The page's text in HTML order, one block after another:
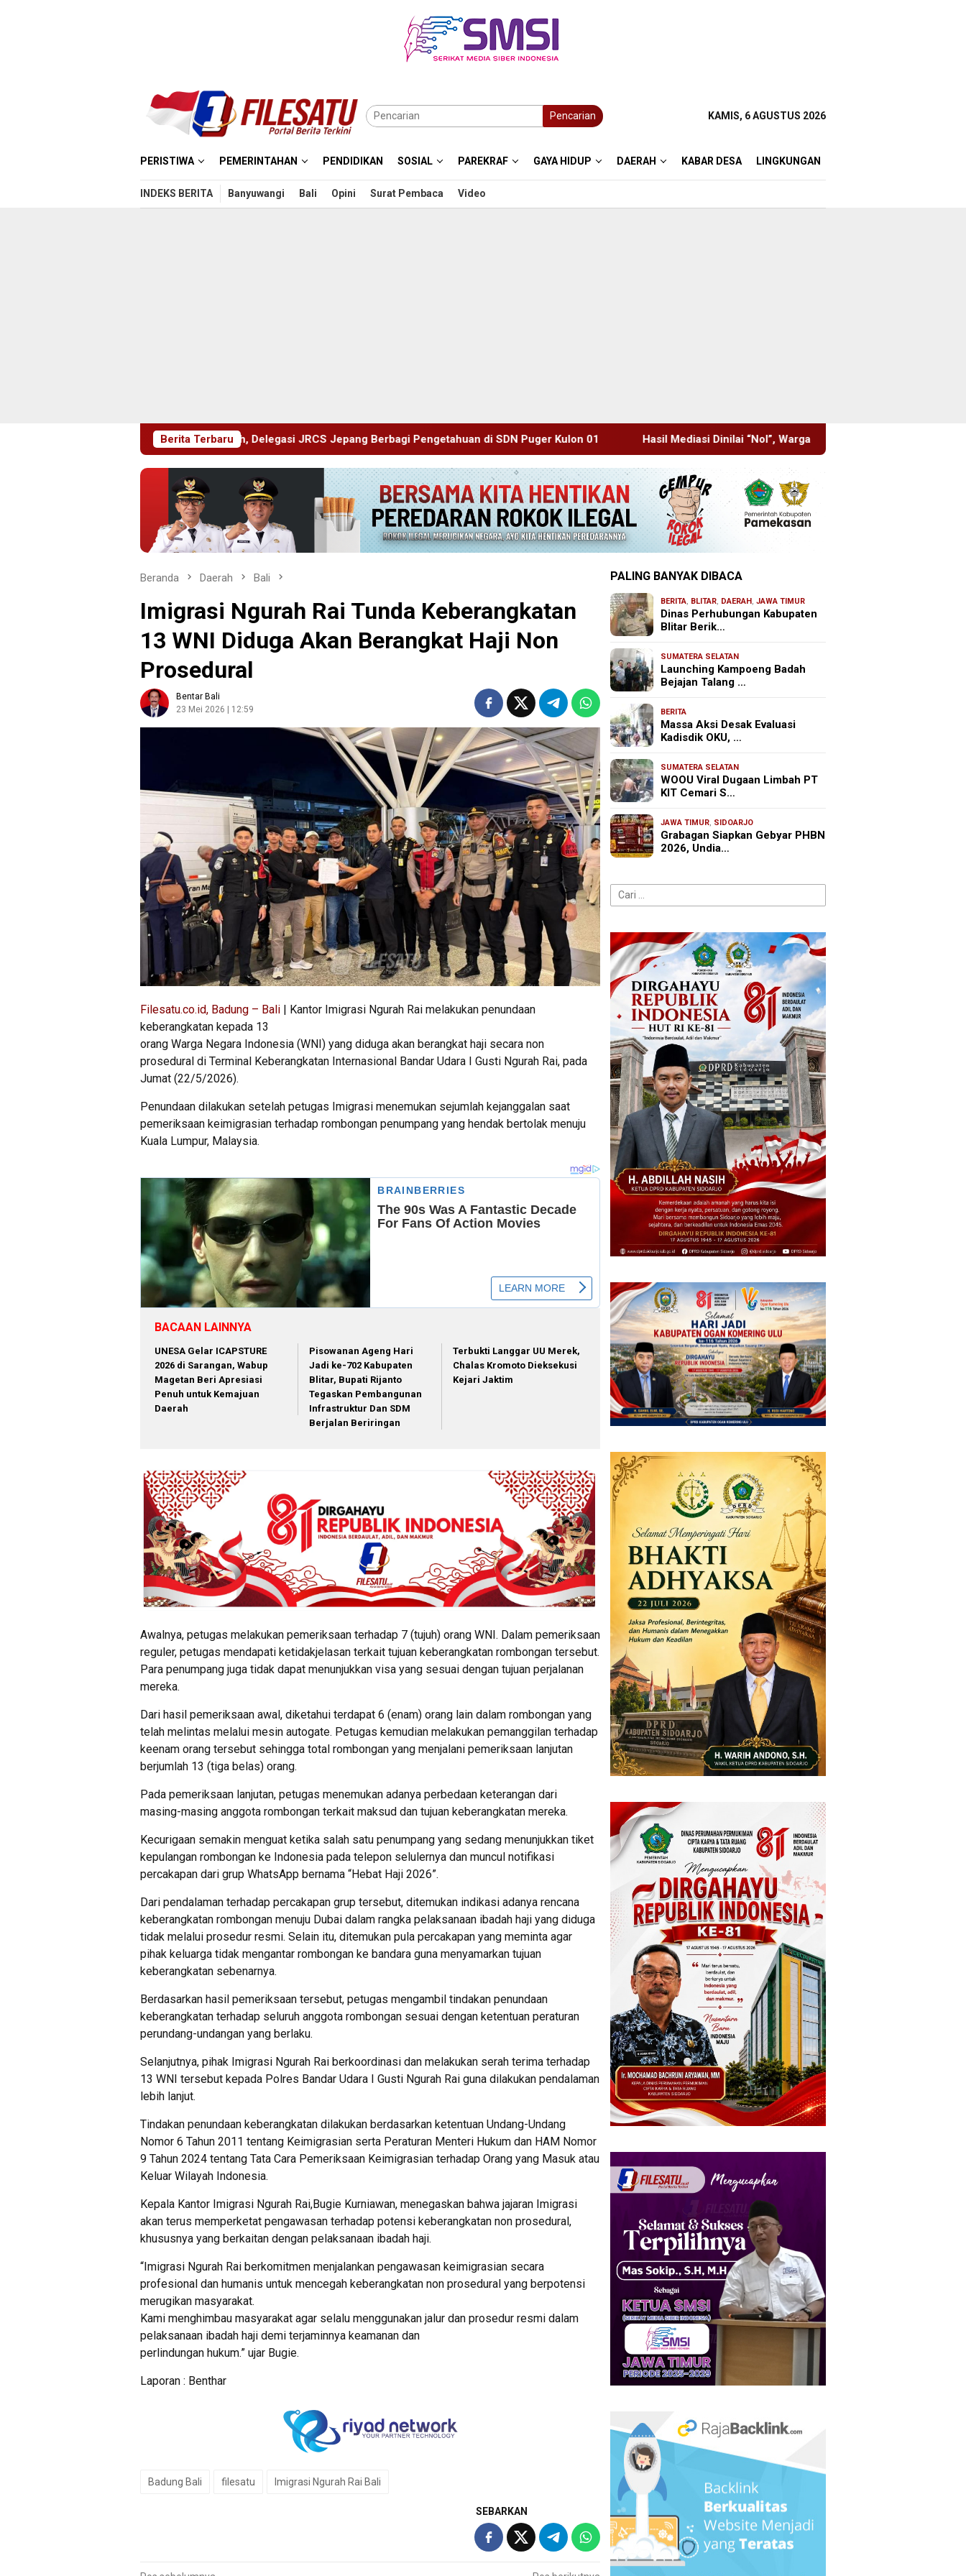
Pencarian KAMIS, 6 AGUSTUS 2026
PERISTIWA PEMERINTAHAN PENDIDIKAN SOSIAL PAREKRAF GAYA HIDUP DAERAH KABAR DESA LINGKUNGAN
INDEKS BERITA Banyuwangi Bali Opini Surat Pembaca Video
Berita Terbaru
Cucuk Lampah, Delegasi JRCS Jepang Berbagi Pengetahuan di SDN Puger Kulon 01 Hasil Mediasi Dinilai “Nol”, Warga Desa Kurup Siap Gelar Aksi ke PT KIT
Beranda Daerah Bali
Imigrasi Ngurah Rai Tunda Keberangkatan
13 WNI Diduga Akan Berangkat Haji Non
Prosedural
Bentar Bali
23 Mei 2026 | 12:59
Filesatu.co.id, Badung – Bali | Kantor Imigrasi Ngurah Rai melakukan penundaan
keberangkatan kepada 13
orang Warga Negara Indonesia (WNI) yang diduga akan berangkat haji secara non
prosedural di Terminal Keberangkatan Internasional Bandar Udara I Gusti Ngurah Rai, pada
Jumat (22/5/2026).
Penundaan dilakukan setelah petugas Imigrasi menemukan sejumlah kejanggalan saat
pemeriksaan keimigrasian terhadap rombongan penumpang yang hendak bertolak menuju
Kuala Lumpur, Malaysia.
BACAAN LAINNYA
‎UNESA Gelar ICAPSTURE
2026 di Sarangan, Wabup
Magetan Beri Apresiasi
Penuh untuk Kemajuan
Daerah
Pisowanan Ageng Hari
Jadi ke-702 Kabupaten
Blitar, Bupati Rijanto
Tegaskan Pembangunan
Infrastruktur Dan SDM
Berjalan Beriringan
Terbukti Langgar UU Merek,
Chalas Kromoto Dieksekusi
Kejari Jaktim
Awalnya, petugas melakukan pemeriksaan terhadap 7 (tujuh) orang WNI. Dalam pemeriksaan
reguler, petugas mendapati ketidakjelasan terkait tujuan keberangkatan rombongan tersebut.
Para penumpang juga tidak dapat menunjukkan visa yang sesuai dengan tujuan perjalanan
mereka.
Dari hasil pemeriksaan awal, diketahui terdapat 6 (enam) orang lain dalam rombongan yang
telah melintas melalui mesin autogate. Petugas kemudian melakukan pemanggilan terhadap
keenam orang tersebut sehingga total rombongan yang menjalani pemeriksaan lanjutan
berjumlah 13 (tiga belas) orang.
Pada pemeriksaan lanjutan, petugas menemukan adanya perbedaan keterangan dari
masing-masing anggota rombongan terkait maksud dan tujuan keberangkatan mereka.
Kecurigaan semakin menguat ketika salah satu penumpang yang sedang menunjukkan tiket
kepulangan rombongan ke Indonesia pada telepon selulernya dan muncul notifikasi
percakapan dari grup WhatsApp bernama “Hebat Haji 2026”.
Dari pendalaman terhadap percakapan grup tersebut, ditemukan indikasi adanya rencana
keberangkatan rombongan menuju Dubai dalam rangka pelaksanaan ibadah haji yang diduga
tidak melalui prosedur resmi. Selain itu, ditemukan pula percakapan yang meminta agar
pihak keluarga tidak mengantar rombongan ke bandara guna menyamarkan tujuan
keberangkatan sebenarnya.
Berdasarkan hasil pemeriksaan tersebut, petugas mengambil tindakan penundaan
keberangkatan terhadap seluruh anggota rombongan sesuai dengan ketentuan peraturan
perundang-undangan yang berlaku.
Selanjutnya, pihak Imigrasi Ngurah Rai berkoordinasi dan melakukan serah terima terhadap
13 WNI tersebut kepada Polres Bandar Udara I Gusti Ngurah Rai guna dilakukan pendalaman
lebih lanjut.
Tindakan penundaan keberangkatan dilakukan berdasarkan ketentuan Undang-Undang
Nomor 6 Tahun 2011 tentang Keimigrasian serta Peraturan Menteri Hukum dan HAM Nomor
9 Tahun 2024 tentang Tata Cara Pemeriksaan Keimigrasian terhadap Orang yang Masuk atau
Keluar Wilayah Indonesia.
Kepala Kantor Imigrasi Ngurah Rai,Bugie Kurniawan, menegaskan bahwa jajaran Imigrasi
akan terus memperketat pengawasan terhadap potensi keberangkatan non prosedural,
khususnya yang berkaitan dengan pelaksanaan ibadah haji.
“Imigrasi Ngurah Rai berkomitmen menjalankan pengawasan keimigrasian secara
profesional dan humanis untuk mencegah keberangkatan non prosedural yang berpotensi
merugikan masyarakat.
Kami menghimbau masyarakat agar selalu menggunakan jalur dan prosedur resmi dalam
pelaksanaan ibadah haji demi terjaminnya keamanan dan
perlindungan hukum.” ujar Bugie.
Laporan : Benthar
Badung Bali filesatu Imigrasi Ngurah Rai Bali
SEBARKAN
PALING BANYAK DIBACA
BERITA, BLITAR, DAERAH ,JAWA TIMUR
Dinas Perhubungan Kabupaten
Blitar Berik…
SUMATERA SELATAN
Launching Kampoeng Badah
Bejajan Talang …
BERITA
Massa Aksi Desak Evaluasi
Kadisdik OKU, …
SUMATERA SELATAN
WOOU Viral Dugaan Limbah PT
KIT Cemari S…
JAWA TIMUR, SIDOARJO
Grabagan Siapkan Gebyar PHBN
2026, Undia…
Cari
untuk: